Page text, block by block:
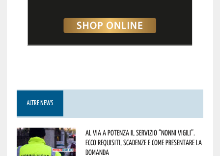
ALTRE NEWS
Al via a Potenza il servizio “Nonni Vigili”.
Ecco requisiti, scadenze e come presentare la
domanda